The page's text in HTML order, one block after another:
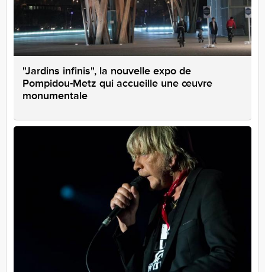
"Jardins infinis", la nouvelle expo de
Pompidou-Metz qui accueille une œuvre
monumentale